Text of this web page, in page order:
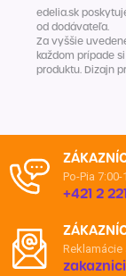
edelia.sk
od dodávateľa.
Za vyššie
každom prípade
produktu. Dizajn
Po-Pia 7:00-
+421 2
Reklamácie